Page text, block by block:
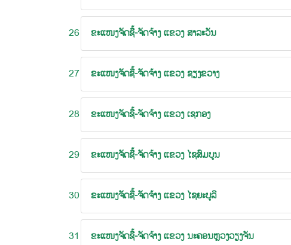
26 ຂະແໜງຈັດຊື້-ຈັດຈ້າງ ແຂວງ ສາລະວັນ
27 ຂະແໜງຈັດຊື້-ຈັດຈ້າງ ແຂວງ ຊຽງຂວາງ
28 ຂະແໜງຈັດຊື້-ຈັດຈ້າງ ແຂວງ ເຊກອງ
29 ຂະແໜງຈັດຊື້-ຈັດຈ້າງ ແຂວງ ໄຊສົມບູນ
30 ຂະແໜງຈັດຊື້-ຈັດຈ້າງ ແຂວງ ໄຊຍະບູລີ
31 ຂະແໜງຈັດຊື້-ຈັດຈ້າງ ແຂວງ ນະຄອນຫຼວງວຽງຈັນ